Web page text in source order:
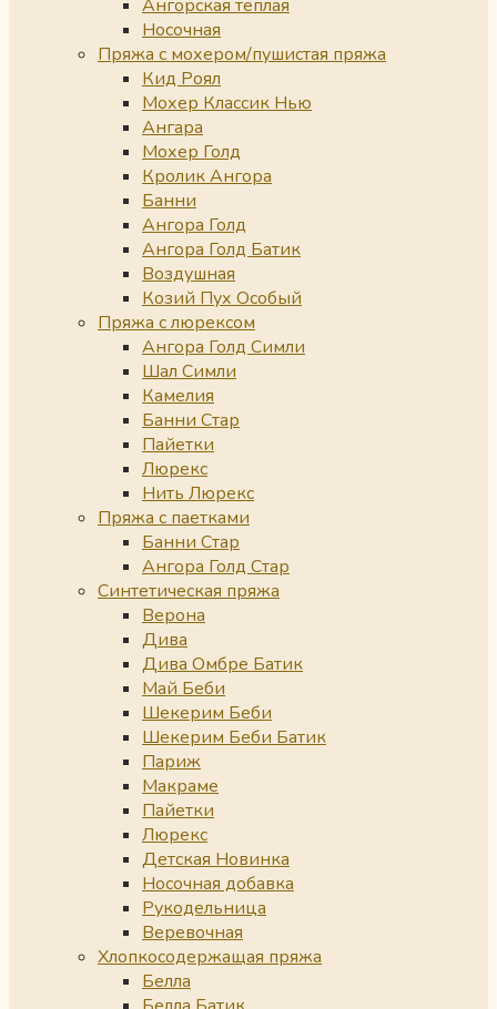
Ангорская теплая
Носочная
Пряжа с мохером/пушистая пряжа
Кид Роял
Мохер Классик Нью
Ангара
Мохер Голд
Кролик Ангора
Банни
Ангора Голд
Ангора Голд Батик
Воздушная
Козий Пух Особый
Пряжа с люрексом
Ангора Голд Симли
Шал Симли
Камелия
Банни Стар
Пайетки
Люрекс
Нить Люрекс
Пряжа с паетками
Банни Стар
Ангора Голд Стар
Синтетическая пряжа
Верона
Дива
Дива Омбре Батик
Май Беби
Шекерим Беби
Шекерим Беби Батик
Париж
Макраме
Пайетки
Люрекс
Детская Новинка
Носочная добавка
Рукодельница
Веревочная
Хлопкосодержащая пряжа
Белла